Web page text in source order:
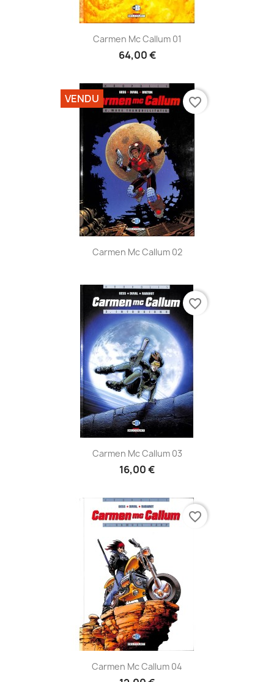
Carmen Mc Callum 01
64,00 €
Carmen Mc Callum 02
VENDU favorite_border
Carmen Mc Callum 03
16,00 €
favorite_border
Carmen Mc Callum 04
favorite_border